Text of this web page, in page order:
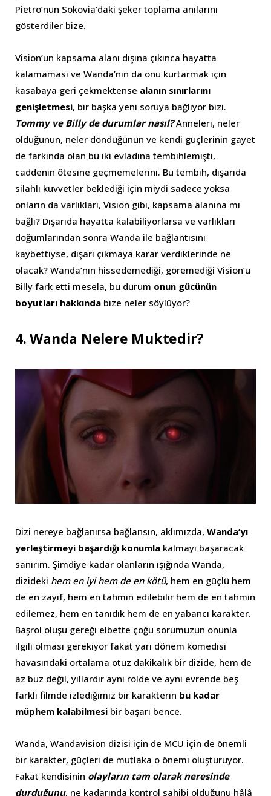
Pietro’nun Sokovia’daki şeker toplama anılarını
gösterdiler bize.
Vision’un kapsama alanı dışına çıkınca hayatta
kalamaması ve Wanda’nın da onu kurtarmak için
kasabaya geri çekmektense alanın sınırlarını
genişletmesi, bir başka yeni soruya bağlıyor bizi.
Tommy ve Billy de durumlar nasıl?Anneleri, neler
olduğunun, neler döndüğünün ve kendi güçlerinin gayet
de farkında olan bu iki evladına tembihlemişti,
caddenin ötesine geçmemelerini. Bu tembih, dışarıda
silahlı kuvvetler beklediği için miydi sadece yoksa
onların da varlıkları, Vision gibi, kapsama alanına mı
bağlı? Dışarıda hayatta kalabiliyorlarsa ve varlıkları
doğumlarından sonra Wanda ile bağlantısını
kaybettiyse, dışarı çıkmaya karar verdiklerinde ne
olacak? Wanda’nın hissedemediği, göremediği Vision’u
Billy fark etti mesela, bu durum onun gücünün
boyutları hakkında bize neler söylüyor?
4. Wanda Nelere Muktedir?
Dizi nereye bağlanırsa bağlansın, aklımızda, Wanda’yı
yerleştirmeyi başardığı konumla kalmayı başaracak
sanırım. Şimdiye kadar olanların ışığında Wanda,
dizideki hem en iyi hem de en kötü, hem en güçlü hem
de en zayıf, hem en tahmin edilebilir hem de en tahmin
edilemez, hem en tanıdık hem de en yabancı karakter.
Başrol oluşu gereği elbette çoğu sorumuzun onunla
ilgili olması gerekiyor fakat yarı dönem komedisi
havasındaki ortalama otuz dakikalık bir dizide, hem de
az buz değil, yıllardır aynı rolde ve aynı evrende beş
farklı filmde izlediğimiz bir karakterin bu kadar
müphem kalabilmesi bir başarı bence.
Wanda, Wandavision dizisi için de MCU için de önemli
bir karakter, güçleri de mutlaka o önemi oluşturuyor.
Fakat kendisinin olayların tam olarak neresinde
durduğunu, ne kadarında kontrol sahibi olduğunu hâlâ